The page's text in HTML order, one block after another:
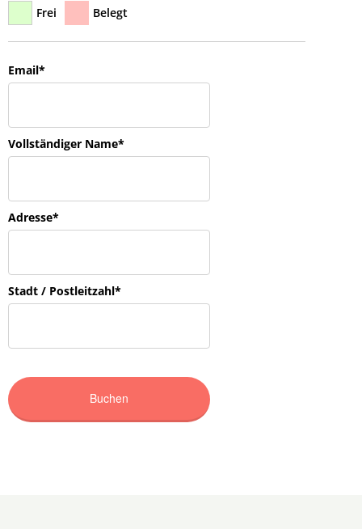
Frei Belegt
Email*
Vollständiger Name*
Adresse*
Stadt / Postleitzahl*